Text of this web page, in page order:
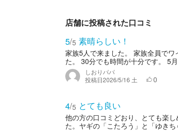
店舗に投稿された口コミ
5/5 素晴らしい！
家族5人で来ました。 家族全員で
た。 30分でも時間が十分です。 5
しおりパパ
投稿日2026/5/16 土 0
4/5 とても良い
他の方の口コミどおり、とても楽
た。ヤギの「こたろう」と「ゆき